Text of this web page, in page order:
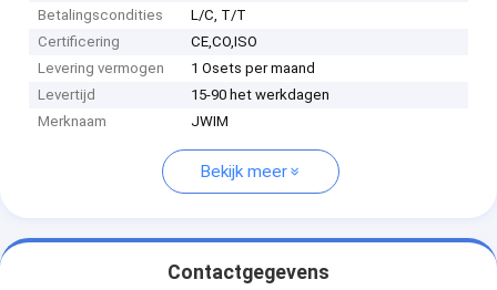
Betalingscondities
L/C, T/T
Certificering
CE,CO,ISO
Levering vermogen
1 Osets per maand
Levertijd
15-90 het werkdagen
Merknaam
JWIM
Bekijk meer
Contactgegevens